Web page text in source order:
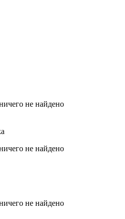
не найдено
не найдено
не найдено